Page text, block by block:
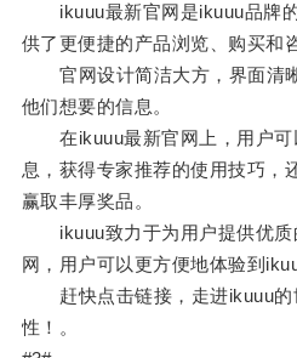
ikuuu最新官网是ikuuu品牌的
供了更便捷的产品浏览、购买和
官网设计简洁大方，界面清晰
他们想要的信息。
在ikuuu最新官网上，用户可
息，获得专家推荐的使用技巧，
赢取丰厚奖品。
ikuuu致力于为用户提供优质
网，用户可以更方便地体验到
赶快点击链接，走进ikuuu的
性！。